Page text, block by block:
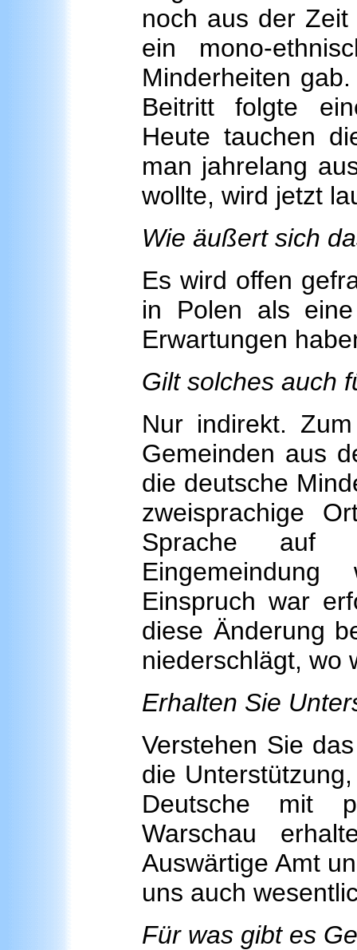
noch aus der
ein mono-
Minderheiten
Beitritt folgte
Heute tauchen
man jahrelang
wollte, wird jetzt
Wie äußert sich
Es wird offen
in Polen als eine
Erwartungen
Gilt solches auch
Nur indirekt.
Gemeinden aus
die deutsche
zweisprachige
Sprache auf
Einspruch war
diese Änderung
niederschlägt, wo
Erhalten Sie
Verstehen Sie
die
Deutsche mit
Warschau
Auswärtige Amt
uns auch
Für was gibt es